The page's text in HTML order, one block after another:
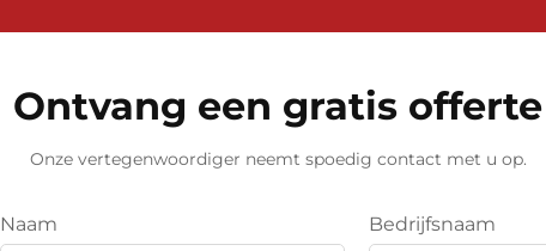
Ontvang een gratis offerte
Onze vertegenwoordiger neemt spoedig contact met u op.
Naam Bedrijfsnaam